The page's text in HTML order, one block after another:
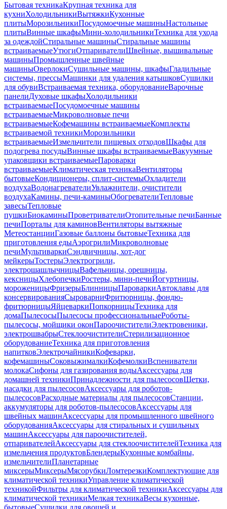
Бытовая техникаКрупная техника для
кухниХолодильникиВытяжкиКухонные
плитыМорозильникиПосудомоечные машиныНастольные
плитыВинные шкафыМини-холодильникиТехника для ухода
за одеждойСтиральные машиныСтиральные машины
встраиваемыеУтюгиОтпаривателиШвейные, вышивальные
машиныПромышленные швейные
машиныОверлокиСушильные машины, шкафыГладильные
системы, прессыМашинки для удаления катышковСушилки
для обувиВстраиваемая техника, оборудованиеВарочные
панелиДуховые шкафыХолодильники
встраиваемыеПосудомоечные машины
встраиваемыеМикроволновые печи
встраиваемыеКофемашины встраиваемыеКомплекты
встраиваемой техникиМорозильники
встраиваемыеИзмельчители пищевых отходовШкафы для
подогрева посудыВинные шкафы встраиваемыеВакуумные
упаковщики встраиваемыеПароварки
встраиваемыеКлиматическая техникаВентиляторы
бытовыеКондиционеры, сплит-системыОхладители
воздухаВодонагревателиУвлажнители, очистители
воздухаКамины, печи-каминыОбогревателиТепловые
завесыТепловые
пушкиБиокаминыПроветривателиОтопительные печиБанные
печиПорталы для каминовВентиляторы вытяжные
МетеостанцииГазовые баллоны бытовыеТехника для
приготовления едыАэрогрилиМикроволновые
печиМультиваркиСэндвичницы, хот-дог
мейкерыТостерыЭлектрогрили,
электрошашлычницыВафельницы, орешницы,
кексницыХлебопечкиРостеры, мини-печиЙогуртницы,
мороженицыФризерыБлинницыПароваркиАвтоклавы для
консервированияСыроварниФритюрницы, фондю-
фритюрницыЯйцеваркиПопкорницыТехника для
домаПылесосыПылесосы профессиональныеРоботы-
пылесосы, мойщики оконПароочистителиЭлектровеники,
электрошвабрыСтеклоочистителиСтерилизационное
оборудованиеТехника для приготовления
напитковЭлектрочайникиКофеварки,
кофемашиныСоковыжималкиКофемолкиВспениватели
молокаСифоны для газирования водыАксессуары для
домашней техникиПринадлежности для пылесосовЩетки,
насадки для пылесосовАксессуары для роботов-
пылесосовРасходные материалы для пылесосовСтанции,
аккумуляторы для роботов-пылесосовАксессуары для
швейных машинАксессуары для промышленного швейного
оборудованияАксессуары для стиральных и сушильных
машинАксессуары для пароочистителей,
отпаривателейАксессуары для стеклоочистителейТехника для
измельчения продуктовБлендерыКухонные комбайны,
измельчителиПланетарные
миксерыМиксерыМясорубкиЛомтерезкиКомплектующие для
климатической техникиУправление климатической
техникойФильтры для климатической техникиАксессуары для
климатической техникиМелкая техникаВесы кухонные,
бытовыеСушилки для овощей и